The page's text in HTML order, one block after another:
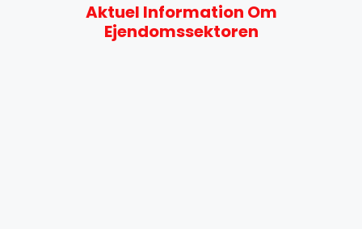
Aktuel Information Om
Ejendomssektoren